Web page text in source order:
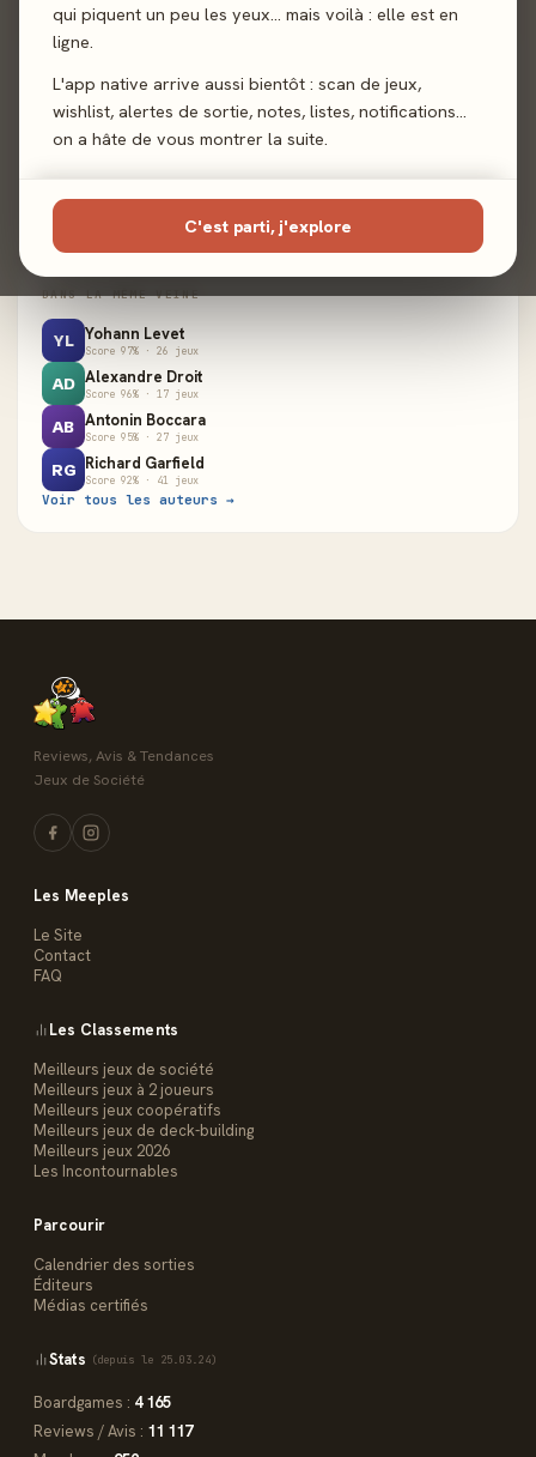
qui piquent un peu les yeux… mais voilà : elle est en
ligne.
L'app native arrive aussi bientôt : scan de jeux,
wishlist, alertes de sortie, notes, listes, notifications…
on a hâte de vous montrer la suite.
C'est parti, j'explore
MÉCANIQUES
Majorité
DANS LA MÊME VEINE
YL Yohann Levet
Score 97% · 26 jeux
AD Alexandre Droit
Score 96% · 17 jeux
AB Antonin Boccara
Score 95% · 27 jeux
RG Richard Garfield
Score 92% · 41 jeux
Voir tous les auteurs →
Reviews, Avis & Tendances
Jeux de Société
Les Meeples
Le Site
Contact
FAQ
Les Classements
Meilleurs jeux de société
Meilleurs jeux à 2 joueurs
Meilleurs jeux coopératifs
Meilleurs jeux de deck-building
Meilleurs jeux 2026
Les Incontournables
Parcourir
Calendrier des sorties
Éditeurs
Médias certifiés
Stats (depuis le 25.03.24)
Boardgames : 4 165
Reviews / Avis : 11 117